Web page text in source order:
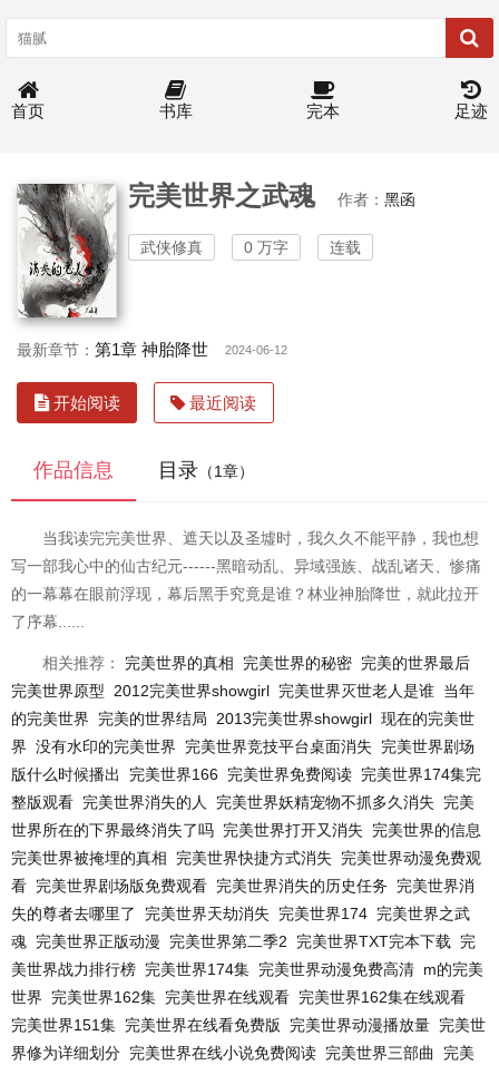
首页 书库 完本 足迹
完美世界之武魂 作者： 黑函
武侠修真 0 万字 连载
最新章节： 第1章 神胎降世 2024-06-12
开始阅读 最近阅读
作品信息 目录 （1章）
当我读完完美世界、遮天以及圣墟时，我久久不能平静，我也想
写一部我心中的仙古纪元------黑暗动乱、异域强族、战乱诸天、惨痛
的一幕幕在眼前浮现，幕后黑手究竟是谁？林业神胎降世，就此拉开
了序幕......
相关推荐： 完美世界的真相 完美世界的秘密 完美的世界最后
完美世界原型
2012完美世界showgirl 完美世界灭世老人是谁 当年
的完美世界
完美的世界结局 2013完美世界showgirl 现在的完美世
界 没有水印的完美世界 完美世界竞技平台桌面消失
完美世界剧场
版什么时候播出
完美世界166 完美世界免费阅读 完美世界174集完
整版观看 完美世界消失的人 完美世界妖精宠物不抓多久消失
完美
世界所在的下界最终消失了吗 完美世界打开又消失
完美世界的信息
完美世界被掩埋的真相
完美世界快捷方式消失
完美世界动漫免费观
看 完美世界剧场版免费观看 完美世界消失的历史任务
完美世界消
失的尊者去哪里了
完美世界天劫消失 完美世界174 完美世界之武
魂 完美世界正版动漫 完美世界第二季2 完美世界TXT完本下载
完
美世界战力排行榜 完美世界174集 完美世界动漫免费高清 m的完美
世界
完美世界162集 完美世界在线观看 完美世界162集在线观看
完美世界151集 完美世界在线看免费版 完美世界动漫播放量 完美世
界修为详细划分 完美世界在线小说免费阅读 完美世界三部曲
完美